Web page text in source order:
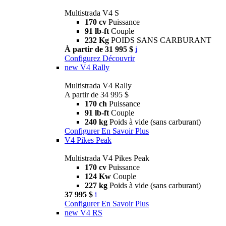
Multistrada V4 S
170 cv Puissance
91 lb-ft Couple
232 Kg POIDS SANS CARBURANT
À partir de 31 995 $ i
Configurez Découvrir
new V4 Rally
Multistrada V4 Rally
A partir de 34 995 $
170 ch Puissance
91 lb-ft Couple
240 kg Poids à vide (sans carburant)
Configurer En Savoir Plus
V4 Pikes Peak
Multistrada V4 Pikes Peak
170 cv Puissance
124 Kw Couple
227 kg Poids à vide (sans carburant)
37 995 $ i
Configurer En Savoir Plus
new V4 RS